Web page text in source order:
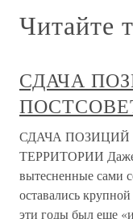
Читайте
СДАЧА
СДАЧА
ТЕРРИТОРИИ Даже
вытесненные сами
оставались
эти годы был еще